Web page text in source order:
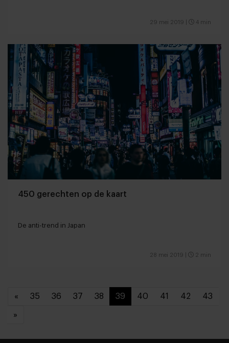
29 mei 2019 4 min
450 gerechten op de kaart
De anti-trend in Japan
28 mei 2019 2 min
« 35 36 37 38 39 40 41 42 43
»